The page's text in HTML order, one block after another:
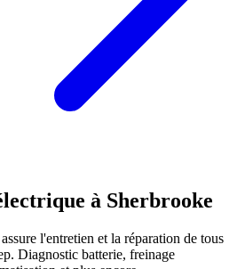
à Sherbrooke
l'entretien et la réparation de tous
. Diagnostic batterie, freinage